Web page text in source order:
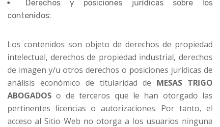
Derechos y posiciones jurídicas sobre los
contenidos:
Los contenidos son objeto de derechos de propiedad
intelectual, derechos de propiedad industrial, derechos
de imagen y/u otros derechos o posiciones jurídicas de
análisis económico de titularidad de MESAS TRIGO
ABOGADOS o de terceros que le han otorgado las
pertinentes licencias o autorizaciones. Por tanto, el
acceso al Sitio Web no otorga a los usuarios ninguna